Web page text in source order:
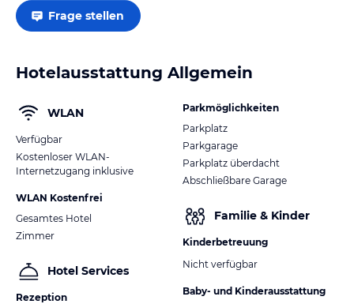
Frage stellen
Hotelausstattung Allgemein
WLAN
Verfügbar
Kostenloser WLAN-
Internetzugang inklusive
WLAN Kostenfrei
Gesamtes Hotel
Zimmer
Hotel Services
Rezeption
Parkmöglichkeiten
Parkplatz
Parkgarage
Parkplatz überdacht
Abschließbare Garage
Familie & Kinder
Kinderbetreuung
Nicht verfügbar
Baby- und Kinderausstattung